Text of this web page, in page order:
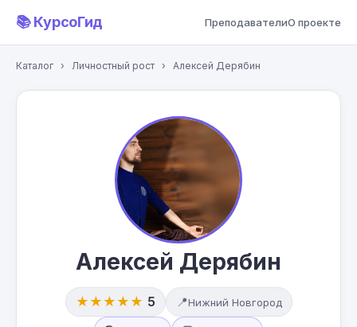
📚 КурсоГид ПреподавателиО проекте
Каталог › Личностный рост › Алексей Дерябин
Алексей Дерябин
★★★★★ 5 📍Нижний Новгород